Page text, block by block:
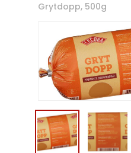
Grytdopp, 500g